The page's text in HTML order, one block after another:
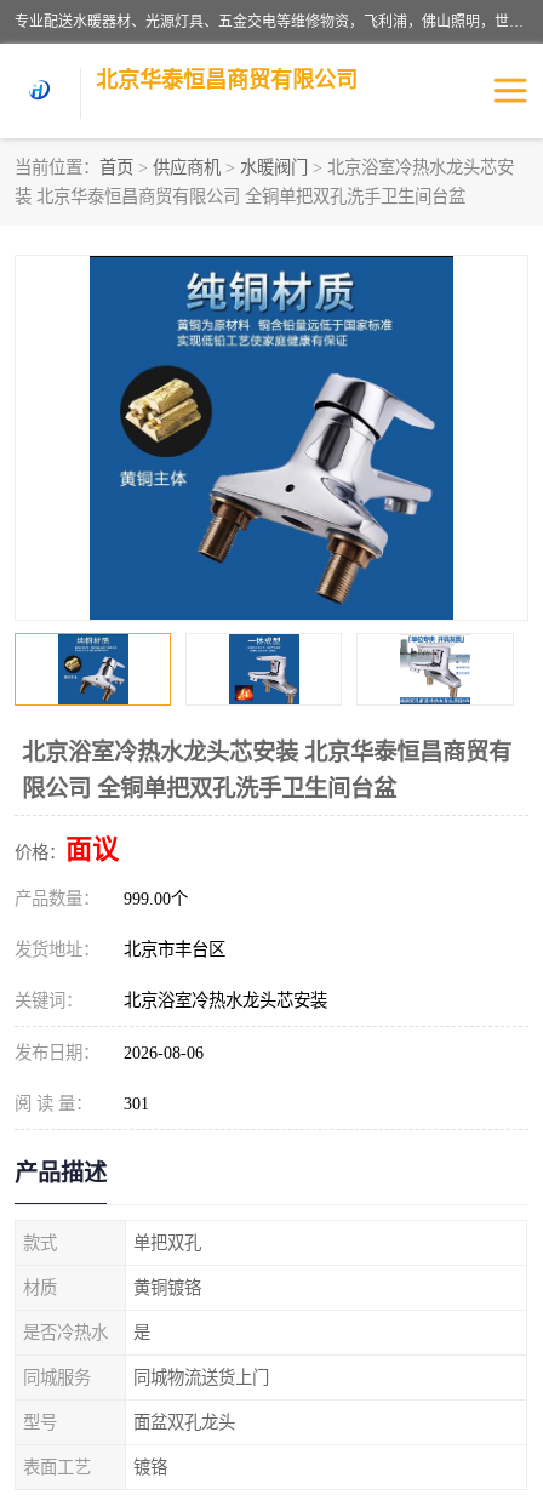
专业配送水暖器材、光源灯具、五金交电等维修物资，飞利浦，佛山照明，世达，博世，九牧，特陶等各产品涉及国内外知名品牌。公司专注与物业、学校、酒店、工厂等单位合作，提供一站式配送服务，降低客户综合成本。依托电子商务改变传统模式，以专业的团队为客户提供24H物资配送到达，货到月结、统一开票，便捷退换等服务，提高了企业的运营效率。
北京华泰恒昌商贸有限公司
当前位置： 首页 > 供应商机 > 水暖阀门
> 北京浴室冷热水龙头芯安
装 北京华泰恒昌商贸有限公司 全铜单把双孔洗手卫生间台盆
北京浴室冷热水龙头芯安装 北京华泰恒昌商贸有
限公司 全铜单把双孔洗手卫生间台盆
价格： 面议
产品数量： 999.00个
发货地址： 北京市丰台区
关键词： 北京浴室冷热水龙头芯安装
发布日期： 2026-08-06
阅 读 量： 301
产品描述
款式 单把双孔
材质 黄铜镀铬
是否冷热水 是
同城服务 同城物流送货上门
型号 面盆双孔龙头
表面工艺 镀铬
水暖阀门 电料灯饰
涂料辅材